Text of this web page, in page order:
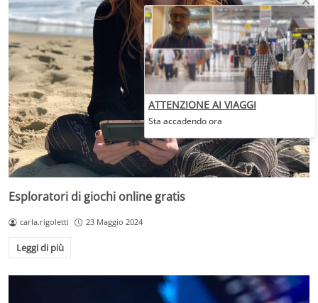
Esploratori di giochi online gratis
carla.rigoletti 23 Maggio 2024
Leggi di più
ATTENZIONE AI VIAGGI
Sta accadendo ora